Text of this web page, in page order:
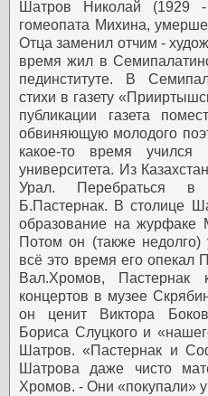
Шатров Николай (1929
гомеопата Михина,
Отца заменил отчим -
время жил в
пединституте. В
стихи в газету
публикации газета
обвиняющую молодого
какое-то время учился
университета. Из
Урал. Перебраться
Б.Пастернак. В столице
образование на
Потом он (также недолго)
всё это время его опекал
Вал.Хромов, Пастернак
концертов в музее
он ценит Виктора
Бориса Слуцкого и
Шатров. «Пастернак и
Шатрова даже чисто
Хромов. - Они «покупали» у